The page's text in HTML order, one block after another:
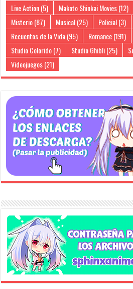
Live Action(5) Makoto Shinkai Movies(12)
Misterio(87) Musical(25) Policial(3)
Recuentos de la Vida(95) Romance(191)
Studio Colorido(7) Studio Ghibli(25)
Videojuegos(21)